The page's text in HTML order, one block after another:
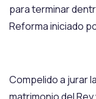
para terminar
Reforma iniciado
Compelido a jurar